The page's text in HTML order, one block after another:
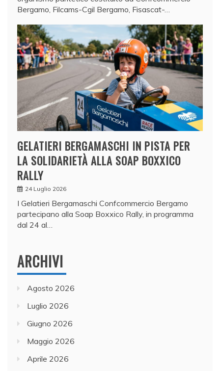
Bergamo, Filcams-Cgil Bergamo, Fisascat-…
GELATIERI BERGAMASCHI IN PISTA PER
LA SOLIDARIETÀ ALLA SOAP BOXXICO
RALLY
24 Luglio 2026
I Gelatieri Bergamaschi Confcommercio Bergamo
partecipano alla Soap Boxxico Rally, in programma
dal 24 al…
ARCHIVI
Agosto 2026
Luglio 2026
Giugno 2026
Maggio 2026
Aprile 2026